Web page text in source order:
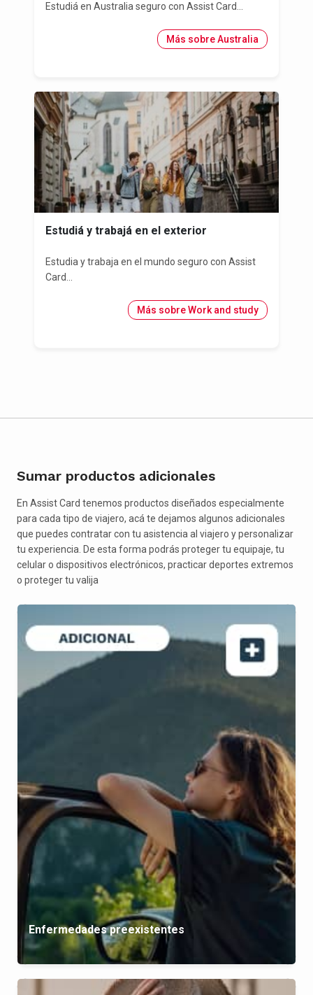
Estudiá en Australia seguro con Assist Card...
Más sobre Australia
Estudiá y trabajá en el exterior
Estudia y trabaja en el mundo seguro con Assist
Card...
Más sobre Work and study
Sumar productos adicionales
En Assist Card tenemos productos diseñados especialmente
para cada tipo de viajero, acá te dejamos algunos adicionales
que puedes contratar con tu asistencia al viajero y personalizar
tu experiencia. De esta forma podrás proteger tu equipaje, tu
celular o dispositivos electrónicos, practicar deportes extremos
o proteger tu valija
Enfermedades preexistentes